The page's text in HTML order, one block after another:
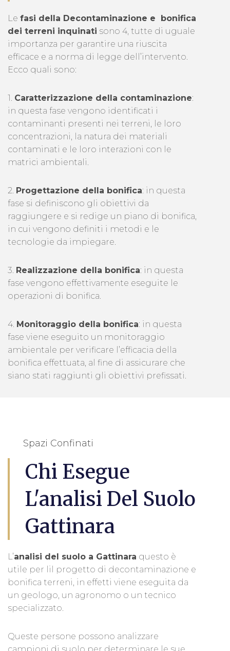
Le fasi della Decontaminazione e bonifica
dei terreni inquinati sono 4, tutte di uguale
importanza per garantire una riuscita
efficace e a norma di legge dell’intervento.
Ecco quali sono:
1. Caratterizzazione della contaminazione:
in questa fase vengono identificati i
contaminanti presenti nei terreni, le loro
concentrazioni, la natura dei materiali
contaminati e le loro interazioni con le
matrici ambientali.
2. Progettazione della bonifica: in questa
fase si definiscono gli obiettivi da
raggiungere e si redige un piano di bonifica,
in cui vengono definiti i metodi e le
tecnologie da impiegare.
3. Realizzazione della bonifica: in questa
fase vengono effettivamente eseguite le
operazioni di bonifica.
4. Monitoraggio della bonifica: in questa
fase viene eseguito un monitoraggio
ambientale per verificare l’efficacia della
bonifica effettuata, al fine di assicurare che
siano stati raggiunti gli obiettivi prefissati.
Spazi Confinati
Chi Esegue
L'analisi Del Suolo
Gattinara
L’analisi del suolo a Gattinara questo è
utile per lil progetto di decontaminazione e
bonifica terreni, in effetti viene eseguita da
un geologo, un agronomo o un tecnico
specializzato.
Queste persone possono analizzare